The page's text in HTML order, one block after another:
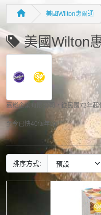
美國Wilton惠爾通
美國Wilton
嘉崧企業有限公司，從民國72年起
至今已快40個年頭!
排序方式: